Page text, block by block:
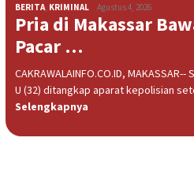
BERITA KRIMINAL Agustus 4, 2026
Pria di Makassar
Pacar …
CAKRAWALAINFO.CO.ID,
U (32) ditangkap aparat kepolisian
Selengkapnya